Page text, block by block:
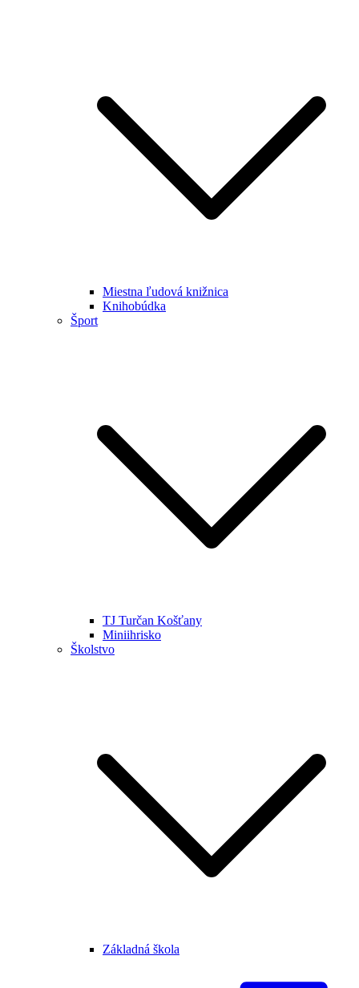
Miestna ľudová knižnica
Knihobúdka
Šport
TJ Turčan Košťany
Miniihrisko
Školstvo
Základná škola